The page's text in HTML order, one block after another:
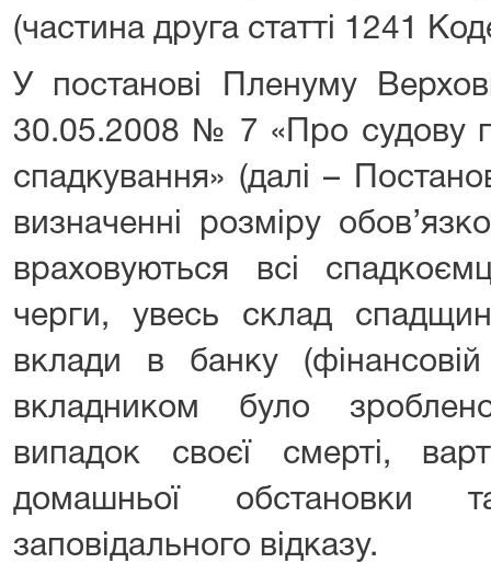
(частина друга статті 1241
У постанові Пленуму
30.05.2008 № 7 «Про судову
спадкування» (далі –
визначенні розміру
враховуються всі
черги, увесь склад
вклади в банку
вкладником було
випадок своєї смерті,
домашньої обстановки
заповідального відказу.